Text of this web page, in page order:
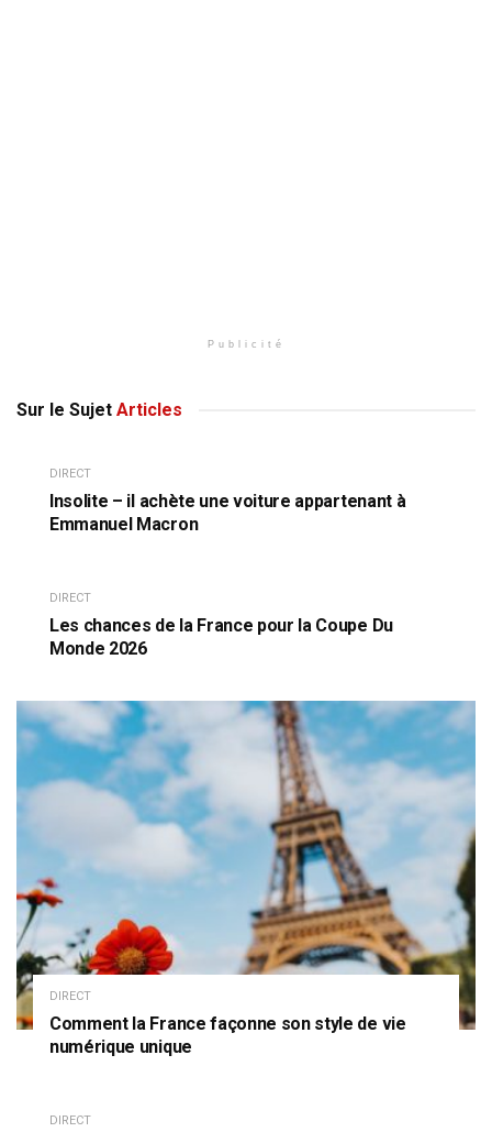
Publicité
Sur le Sujet Articles
DIRECT
Insolite – il achète une voiture appartenant à
Emmanuel Macron
DIRECT
Les chances de la France pour la Coupe Du
Monde 2026
DIRECT
Comment la France façonne son style de vie
numérique unique
DIRECT